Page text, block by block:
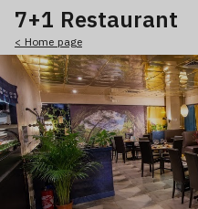
7+1 Restaurant
< Home page